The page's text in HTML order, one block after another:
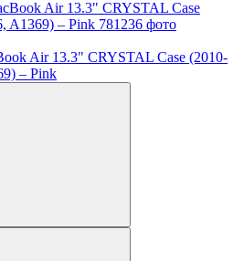
Air 13.3" CRYSTAL Case (2010-
– Pink